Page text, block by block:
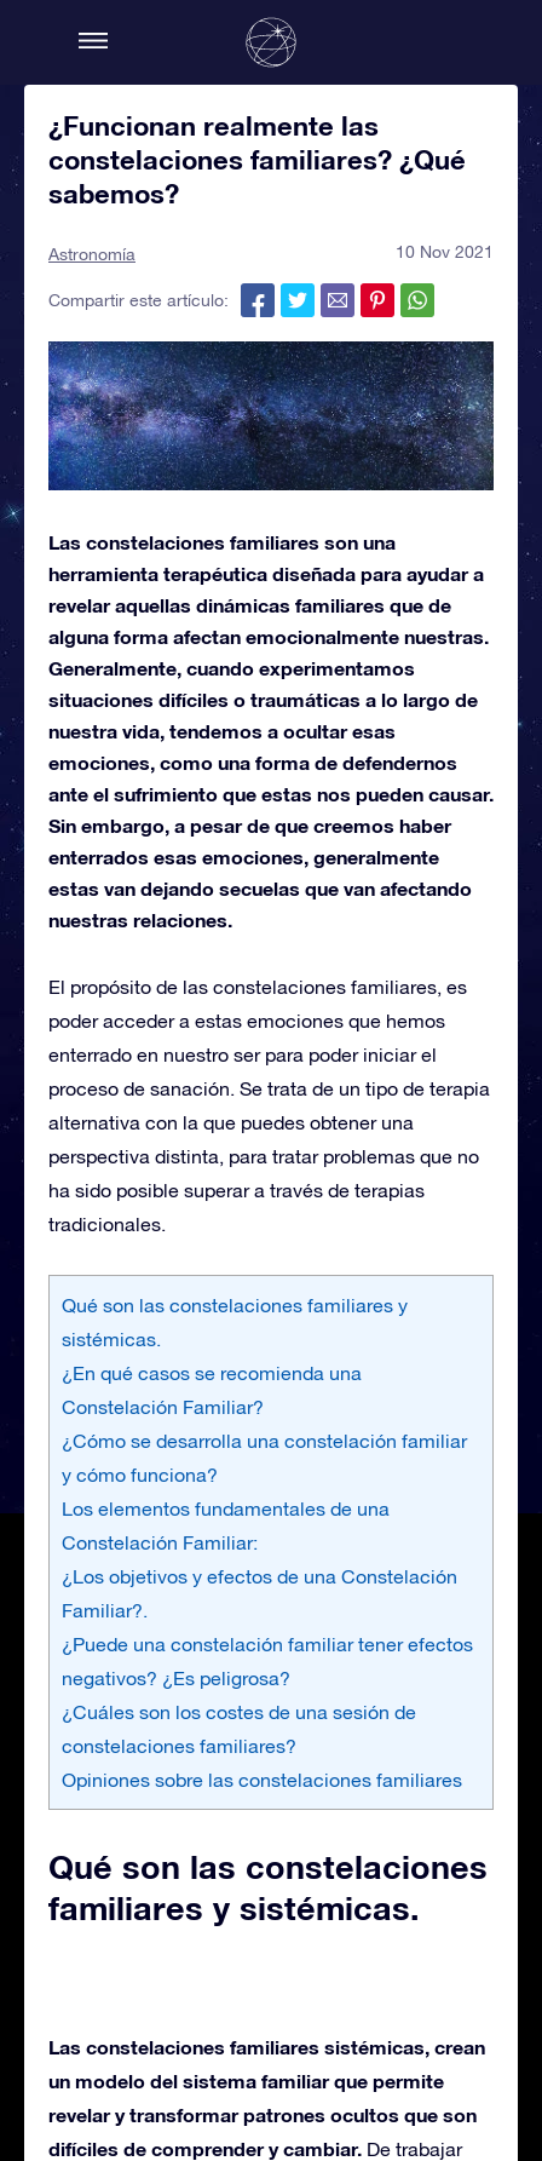
¿Funcionan realmente las
constelaciones familiares? ¿Qué
sabemos?
Astronomía 10 Nov 2021
Compartir este artículo:
Las constelaciones familiares son una
herramienta terapéutica diseñada para ayudar a
revelar aquellas dinámicas familiares que de
alguna forma afectan emocionalmente nuestras.
Generalmente, cuando experimentamos
situaciones difíciles o traumáticas a lo largo de
nuestra vida, tendemos a ocultar esas
emociones, como una forma de defendernos
ante el sufrimiento que estas nos pueden causar.
Sin embargo, a pesar de que creemos haber
enterrados esas emociones, generalmente
estas van dejando secuelas que van afectando
nuestras relaciones.
El propósito de las constelaciones familiares, es
poder acceder a estas emociones que hemos
enterrado en nuestro ser para poder iniciar el
proceso de sanación. Se trata de un tipo de terapia
alternativa con la que puedes obtener una
perspectiva distinta, para tratar problemas que no
ha sido posible superar a través de terapias
tradicionales.
Qué son las constelaciones familiares y
sistémicas.
¿En qué casos se recomienda una
Constelación Familiar?
¿Cómo se desarrolla una constelación familiar
y cómo funciona?
Los elementos fundamentales de una
Constelación Familiar:
¿Los objetivos y efectos de una Constelación
Familiar?.
¿Puede una constelación familiar tener efectos
negativos? ¿Es peligrosa?
¿Cuáles son los costes de una sesión de
constelaciones familiares?
Opiniones sobre las constelaciones familiares
Qué son las constelaciones
familiares y sistémicas.
Las constelaciones familiares sistémicas, crean
un modelo del sistema familiar que permite
revelar y transformar patrones ocultos que son
difíciles de comprender y cambiar. De trabajar